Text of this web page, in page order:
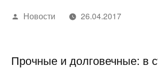
Написано
Новости 26.04.2017
Прочные и долговечные: в